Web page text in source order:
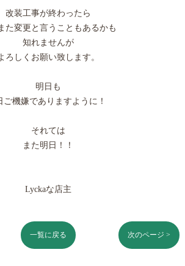
改装工事が終わったら
た変更と言うこともあるかも
知れませんが
ろしくお願い致します。
明日も
ご機嫌でありますように！
それては
また明日！！
Lyckaな店主
一覧に戻る 次のページ >